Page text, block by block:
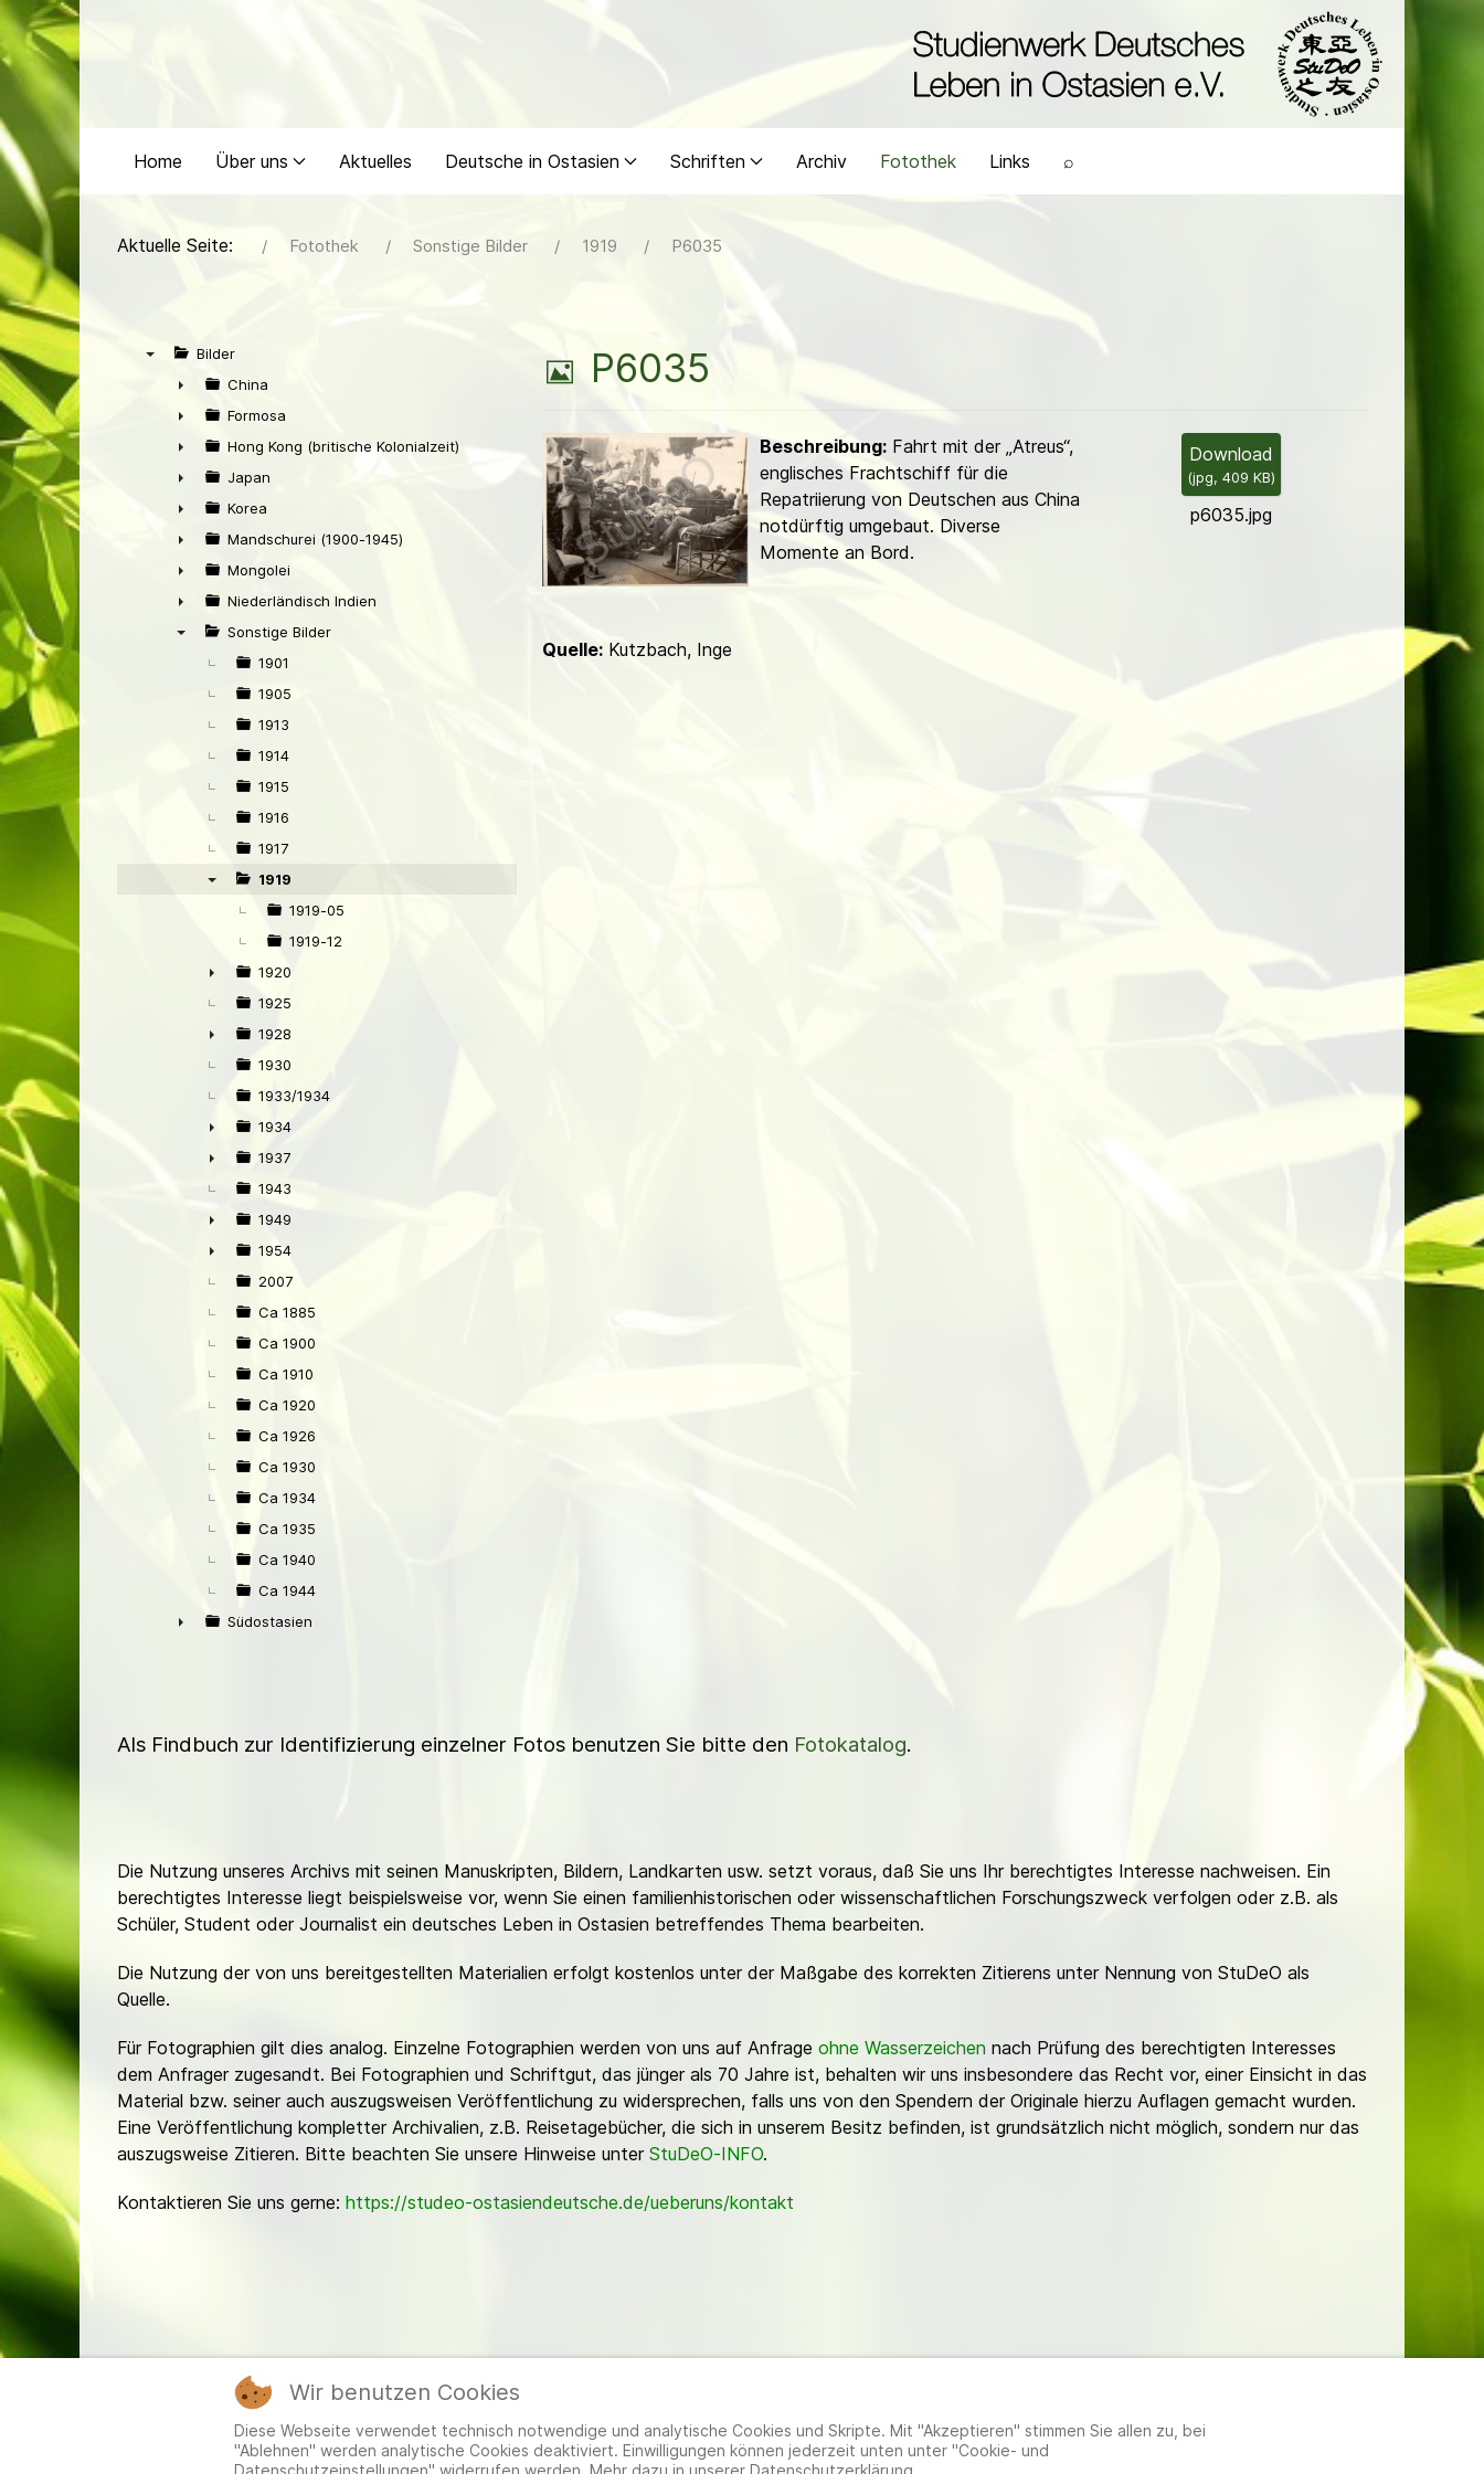
Home Über uns Aktuelles Deutsche in Ostasien Schriften Archiv Fotothek Links ⌕
Aktuelle Seite: Fotothek Sonstige Bilder 1919 P6035
Bilder
►
China
►
Formosa
►
Hong Kong (britische Kolonialzeit)
►
Japan
►
Korea
►
Mandschurei (1900-1945)
►
Mongolei
►
Niederländisch Indien
Sonstige Bilder
1901
1905
1913
1914
1915
1916
1917
1919
1919-05
1919-12
►
1920
1925
►
1928
1930
1933/1934
►
1934
►
1937
1943
►
1949
►
1954
2007
Ca 1885
Ca 1900
Ca 1910
Ca 1920
Ca 1926
Ca 1930
Ca 1934
Ca 1935
Ca 1940
Ca 1944
Südostasien
B
l
d
P6035
Download
(jpg, 409 KB)
p6035.jpg
Beschreibung:Fahrt mit der „Atreus“,
englisches Frachtschiff für die
Repatriierung von Deutschen aus China
notdürftig umgebaut. Diverse
Momente an Bord.
Quelle:Kutzbach, Inge
Als Findbuch zur Identifizierung einzelner Fotos benutzen Sie bitte den Fotokatalog.
Die Nutzung unseres Archivs mit seinen Manuskripten, Bildern, Landkarten usw. setzt voraus, daß Sie uns Ihr berechtigtes Interesse nachweisen. Ein
berechtigtes Interesse liegt beispielsweise vor, wenn Sie einen familienhistorischen oder wissenschaftlichen Forschungszweck verfolgen oder z.B. als
Schüler, Student oder Journalist ein deutsches Leben in Ostasien betreffendes Thema bearbeiten.
Die Nutzung der von uns bereitgestellten Materialien erfolgt kostenlos unter der Maßgabe des korrekten Zitierens unter Nennung von StuDeO als
Quelle.
Für Fotographien gilt dies analog. Einzelne Fotographien werden von uns auf Anfrage ohne Wasserzeichen nach Prüfung des berechtigten Interesses
dem Anfrager zugesandt. Bei Fotographien und Schriftgut, das jünger als 70 Jahre ist, behalten wir uns insbesondere das Recht vor, einer Einsicht in das
Material bzw. seiner auch auszugsweisen Veröffentlichung zu widersprechen, falls uns von den Spendern der Originale hierzu Auflagen gemacht wurden.
Eine Veröffentlichung kompletter Archivalien, z.B. Reisetagebücher, die sich in unserem Besitz befinden, ist grundsätzlich nicht möglich, sondern nur das
auszugsweise Zitieren. Bitte beachten Sie unsere Hinweise unter StuDeO-INFO.
Kontaktieren Sie uns gerne: https://studeo-ostasiendeutsche.de/ueberuns/kontakt
Mitglieder
Wir benutzen Cookies
Diese Webseite verwendet technisch notwendige und analytische Cookies und Skripte. Mit "Akzeptieren" stimmen Sie allen zu, bei
"Ablehnen" werden analytische Cookies deaktiviert. Einwilligungen können jederzeit unten unter "Cookie- und
Datenschutzeinstellungen" widerrufen werden. Mehr dazu in unserer Datenschutzerklärung.